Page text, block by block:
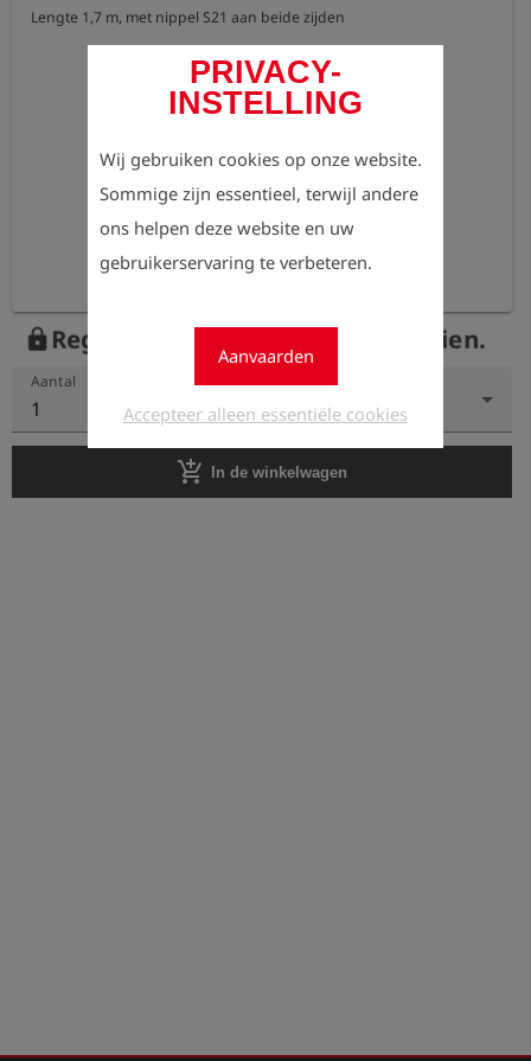
PRIVACY-
INSTELLING
Wij gebruiken cookies op onze website.
Sommige zijn essentieel, terwijl andere
ons helpen deze website en uw
gebruikerservaring te verbeteren.
Aanvaarden
Accepteer alleen essentiële cookies
Lengte 1,7 m, met nippel S21 aan beide zijden
lock Registreer nu om de prijzen te zien.
Aantal
1
add_shopping_cart In de winkelwagen